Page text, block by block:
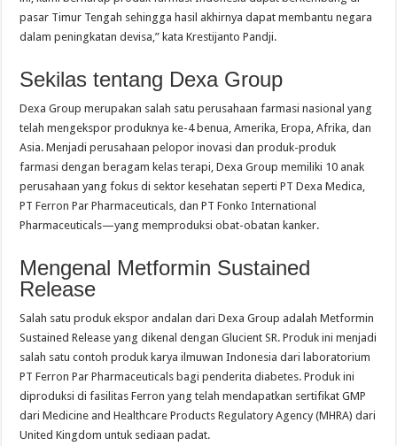
pasar Timur Tengah sehingga hasil akhirnya dapat membantu negara
dalam peningkatan devisa,” kata Krestijanto Pandji.
Sekilas tentang Dexa Group
Dexa Group merupakan salah satu perusahaan farmasi nasional yang
telah mengekspor produknya ke-4 benua, Amerika, Eropa, Afrika, dan
Asia. Menjadi perusahaan pelopor inovasi dan produk-produk
farmasi dengan beragam kelas terapi, Dexa Group memiliki 10 anak
perusahaan yang fokus di sektor kesehatan seperti PT Dexa Medica,
PT Ferron Par Pharmaceuticals, dan PT Fonko International
Pharmaceuticals—yang memproduksi obat-obatan kanker.
Mengenal Metformin Sustained
Release
Salah satu produk ekspor andalan dari Dexa Group adalah Metformin
Sustained Release yang dikenal dengan Glucient SR. Produk ini menjadi
salah satu contoh produk karya ilmuwan Indonesia dari laboratorium
PT Ferron Par Pharmaceuticals bagi penderita diabetes. Produk ini
diproduksi di fasilitas Ferron yang telah mendapatkan sertifikat GMP
dari Medicine and Healthcare Products Regulatory Agency (MHRA) dari
United Kingdom untuk sediaan padat.